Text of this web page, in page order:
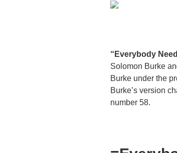
“Everybody
Solomon Burke
Burke under the
Burke’s version
number 58.